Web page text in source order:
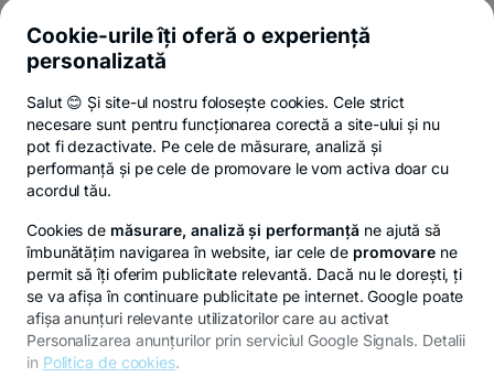
Poți renunța oricând,vezi detalii-
opens
in
a
.
Privacy Hub - opens in a new tab
Politica de confidențialitate- opens in a new
Politica de cookies
© Copyright 2026 Banca Transilvania. Toate drepturile
rezervate.
Cookie-urile îți oferă o experiență
personalizată
Salut 😊 Și site-ul nostru folosește cookies. Cele strict
necesare sunt pentru funcționarea corectă a site-ului și nu
pot fi dezactivate. Pe cele de măsurare, analiză și
performanță și pe cele de promovare le vom activa doar cu
acordul tău.
Cookies de măsurare, analiză și performanță ne ajută să
îmbunătățim navigarea în website, iar cele de promovare ne
permit să îți oferim publicitate relevantă. Dacă nu le dorești, ți
se va afișa în continuare publicitate pe internet. Google poate
afișa anunțuri relevante utilizatorilor care au activat
Personalizarea anunțurilor prin serviciul Google Signals. Detalii
in Politica de cookies.